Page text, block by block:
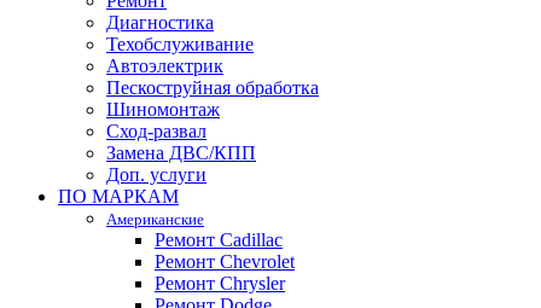
Диагностика
Техобслуживание
Автоэлектрик
Пескоструйная обработка
Шиномонтаж
Сход-развал
Замена ДВС/КПП
Доп. услуги
ПО МАРКАМ
Американские
Ремонт Cadillac
Ремонт Chevrolet
Ремонт Chrysler